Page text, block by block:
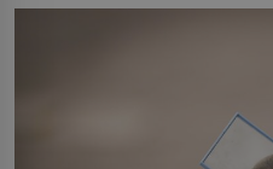
premiéru ve čtvrtek 29.